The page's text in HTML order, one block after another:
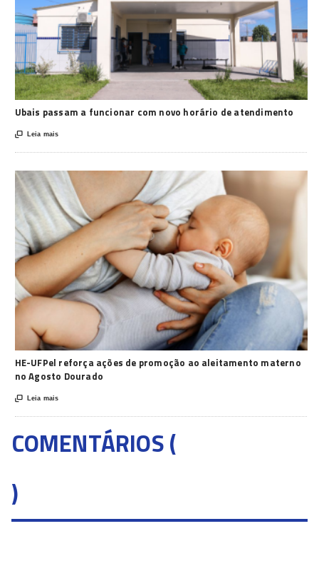
Ubais passam a funcionar com novo horário de atendimento
 Leia mais
HE-UFPel reforça ações de promoção ao aleitamento materno
no Agosto Dourado
 Leia mais
COMENTÁRIOS (
)